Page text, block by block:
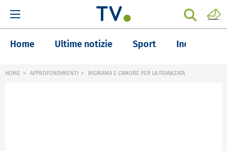
Home Ultime notizie Sport Inchieste
HOME APPROFONDIMENTI BIGMAMA E L'AMORE PER LA FIDANZATA